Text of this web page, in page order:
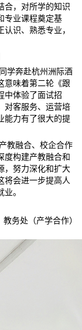
合，对所学的知识
专业课程奠定基
识、熟悉专业，
学奔赴杭州洲际酒
意味着第二轮《跟
中体验了面试招
对客服务、运营培
能力有了很大的提
教融合、校企合作
度构建产教融合和
，努力深化和扩大
将会进一步提高人
。
教务处（产学合作）